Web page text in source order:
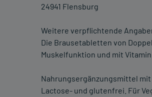
24941 Flensburg
Weitere verpflichtende
Die Brausetabletten von
Muskelfunktion und mit
Nahrungsergänzungsmittel
Lactose- und glutenfrei. Für